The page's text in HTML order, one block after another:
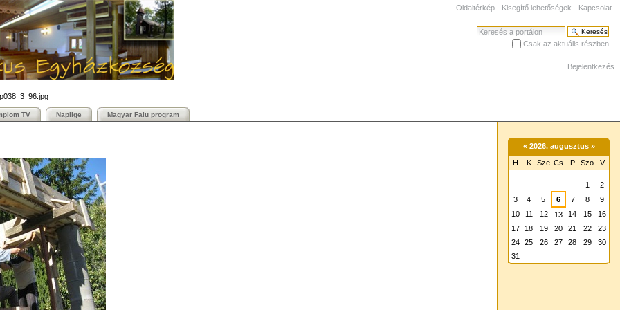
Oldaltérkép Kisegítő lehetőségek Kapcsolat
Keresés
Csak az aktuális részben
Bejelentkezés
TV Napiige Magyar Falu program
«2026. augusztus »
H K Sze Cs P Szo V
1
2
3
4 5 6 7 8
9
10
11 12 13 14 15
16
17
18 19 20 21 22
23
24
25 26 27 28 29
30
31